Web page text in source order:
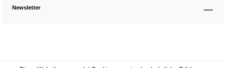
Newsletter